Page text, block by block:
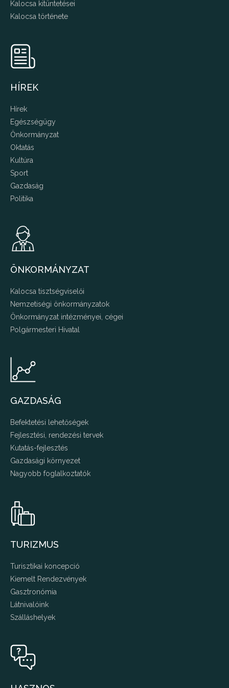
Kalocsa kitüntetései
Kalocsa története
HÍREK
Hírek
Egészségügy
Önkormányzat
Oktatás
Kultúra
Sport
Gazdaság
Politika
ÖNKORMÁNYZAT
Kalocsa tisztségviselői
Nemzetiségi önkormányzatok
Önkormányzat intézményei, cégei
Polgármesteri Hivatal
GAZDASÁG
Befektetési lehetőségek
Fejlesztési, rendezési tervek
Kutatás-fejlesztés
Gazdasági környezet
Nagyobb foglalkoztatók
TURIZMUS
Turisztikai koncepció
Kiemelt Rendezvények
Gasztronómia
Látnivalóink
Szálláshelyek